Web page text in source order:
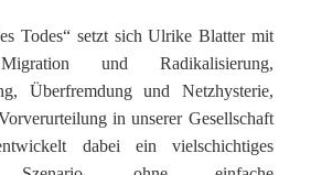
Todes“ setzt sich Ulrike Blatter mit
und Radikalisierung,
Überfremdung und Netzhysterie,
in unserer Gesellschaft
dabei ein vielschichtiges